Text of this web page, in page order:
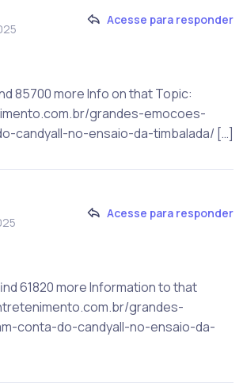
Acesse para responder
85700 more Info on that Topic:
grandes-emocoes-
candyall-no-ensaio-da-timbalada/ […]
Acesse para responder
61820 more Information to that
grandes-
conta-do-candyall-no-ensaio-da-